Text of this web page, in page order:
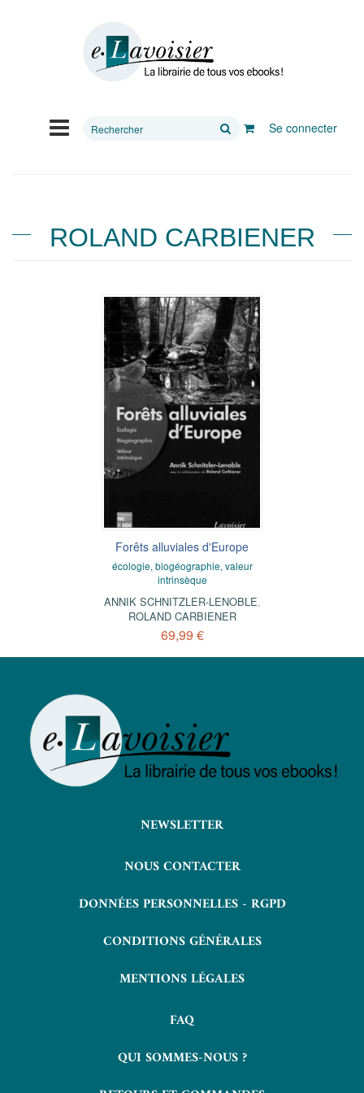
Rechercher
Se connecter
ROLAND CARBIENER
Forêts alluviales d'Europe
écologie, biogéographie, valeur
intrinsèque
ANNIK SCHNITZLER-LENOBLE,
ROLAND CARBIENER
69,99 €
NEWSLETTER
NOUS CONTACTER
DONNÉES PERSONNELLES - RGPD
CONDITIONS GÉNÉRALES
MENTIONS LÉGALES
FAQ
QUI SOMMES-NOUS ?